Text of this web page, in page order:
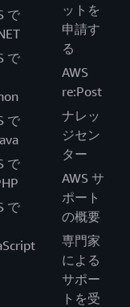
で
で
で
で
で
ットを
申請す
る
AWS
re:Post
ナレッ
ジセン
ター
AWS サ
ポート
の概要
専門家
による
サポー
トを受